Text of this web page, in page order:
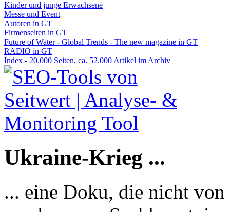
Kinder und junge Erwachsene
Messe und Event
Autoren in GT
Firmenseiten in GT
Future of Water - Global Trends - The new magazine in GT
RADIO in GT
Index - 20.000 Seiten, ca. 52.000 Artikel im Archiv
Ukraine-Krieg ...
... eine Doku, die nicht